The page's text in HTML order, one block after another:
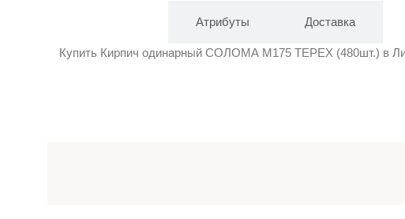
Атрибуты Доставка
Купить Кирпич одинарный СОЛОМА М175 TEРEX (480шт.) в